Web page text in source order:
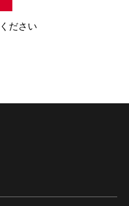
ください